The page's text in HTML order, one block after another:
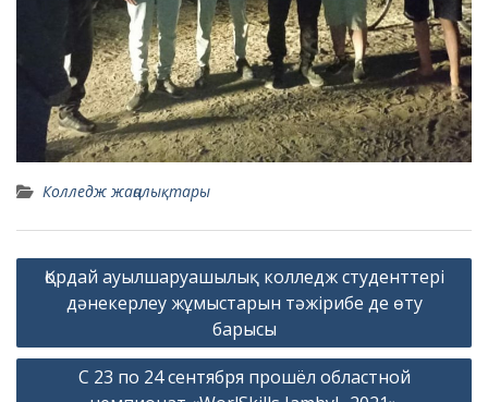
Колледж жаңалықтары
Навигация
Қордай ауылшаруашылық колледж студенттері
дәнекерлеу жұмыстарын тәжірибе де өту
барысы
С 23 по 24 сентября прошёл областной